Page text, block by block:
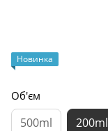
Новинка
Об'єм
500ml 200ml